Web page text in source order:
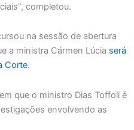
completou.
na sessão de abertura
a ministra Cármen Lúcia será
Corte.
que o ministro Dias Toffoli é
envolvendo as